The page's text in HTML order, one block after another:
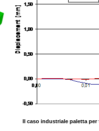
Il caso industriale paletta